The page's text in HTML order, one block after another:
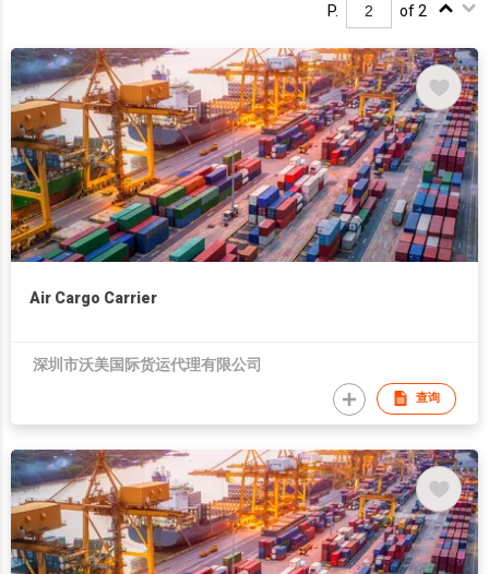
P. of 2
Air Cargo Carrier
深圳市沃美国际货运代理有限公司
查询